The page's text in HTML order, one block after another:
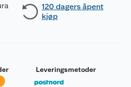
120 dagers åpent
kjøp
Leveringsmetoder